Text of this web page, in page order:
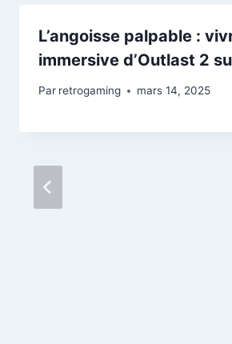
L’angoisse palpable :
immersive d’Outlast 2
Par retrogaming mars 14, 2025